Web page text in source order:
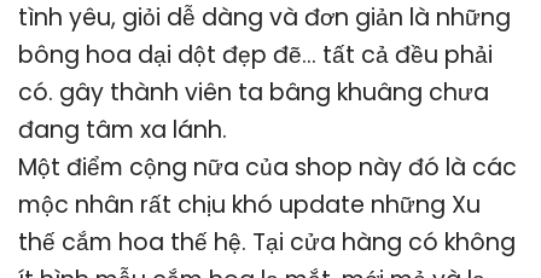
tình yêu, giỏi dễ dàng và đơn giản là những
bông hoa dại dột đẹp đẽ… tất cả đều phải
có. gây thành viên ta bâng khuâng chưa
đang tâm xa lánh.
Một điểm cộng nữa của shop này đó là các
mộc nhân rất chịu khó update những Xu
thế cắm hoa thế hệ. Tại cửa hàng có không